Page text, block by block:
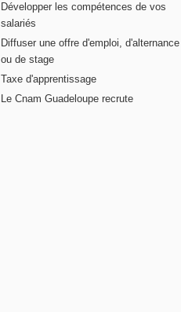
Développer les compétences de vos
salariés
Diffuser une offre d'emploi, d'alternance
ou de stage
Taxe d'apprentissage
Le Cnam Guadeloupe recrute